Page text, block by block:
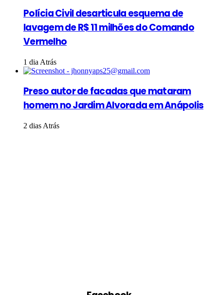
Polícia Civil desarticula esquema de
lavagem de R$ 11 milhões do Comando
Vermelho
1 dia Atrás
Preso autor de facadas que mataram
homem no Jardim Alvorada em Anápolis
2 dias Atrás